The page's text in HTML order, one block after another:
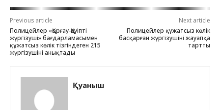
Previous article
Полицейлер «Қорғау-Қауіпті
жүргізуші» бағдарламасымен
құжатсыз көлік тізгіндеген 215
жүргізушіні анықтады
Next article
Полицейлер құжатсыз көлік
басқарған жүргізушіні жауапқа
тартты
Қуаныш